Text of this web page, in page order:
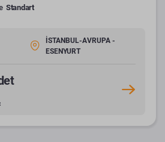
Standart
İSTANBUL-AVRUPA -
ESENYURT